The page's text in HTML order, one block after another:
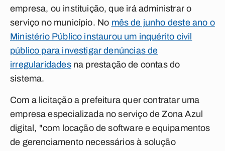
empresa, ou instituição, que irá administrar o
serviço no município. No mês de junho deste ano o
Ministério Público instaurou um inquérito civil
público para investigar denúncias de
irregularidadesna prestação de contas do
sistema.
Com a licitação a prefeitura quer contratar uma
empresa especializada no serviço de Zona Azul
digital, "com locação de software e equipamentos
de gerenciamento necessários à solução